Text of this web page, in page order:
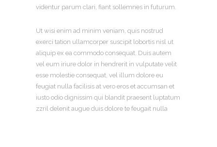
videntur parum clari, fiant sollemnes in futurum.
Ut wisi enim ad minim veniam, quis nostrud
exerci tation ullamcorper suscipit lobortis nisl ut
aliquip ex ea commodo consequat. Duis autem
vel eum iriure dolor in hendrerit in vulputate velit
esse molestie consequat, vel illum dolore eu
feugiat nulla facilisis at vero eros et accumsan et
iusto odio dignissim qui blandit praesent luptatum
zzril delenit augue duis dolore te feugait nulla